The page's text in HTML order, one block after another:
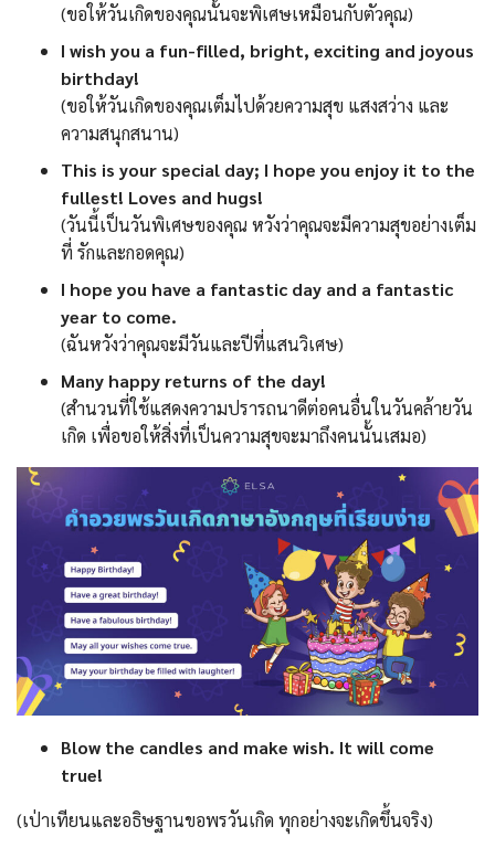
(ขอให้วันเกิดของคุณนั้นจะพิเศษเหมือนกับตัวคุณ)
I wish you a fun-filled, bright, exciting and joyous
birthday!
(ขอให้วันเกิดของคุณเต็มไปด้วยความสุข แสงสว่าง และ
ความสนุกสนาน)
This is your special day; I hope you enjoy it to the
fullest! Loves and hugs!
(วันนี้เป็นวันพิเศษของคุณ หวังว่าคุณจะมีความสุขอย่างเต็ม
ที่ รักและกอดคุณ)
I hope you have a fantastic day and a fantastic
year to come.
(ฉันหวังว่าคุณจะมีวันและปีที่แสนวิเศษ)
Many happy returns of the day!
(สำนวนที่ใช้แสดงความปรารถนาดีต่อคนอื่นในวันคล้ายวัน
เกิด เพื่อขอให้สิ่งที่เป็นความสุขจะมาถึงคนนั้นเสมอ)
Blow the candles and make wish. It will come
true!
(เป่าเทียนและอธิษฐานขอพรวันเกิด ทุกอย่างจะเกิดขึ้นจริง)